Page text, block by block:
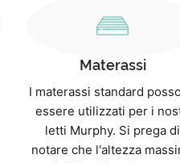
Materassi
I materassi standard
essere utilizzati per i
letti Murphy. Si prega di
notare che l'altezza